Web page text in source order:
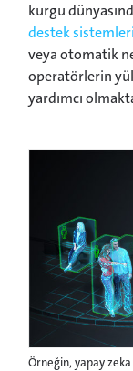
kurgu
destek sistemleri
veya otomatik
operatörlerin
yardımcı
Örneğin, yapay